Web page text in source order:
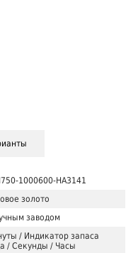
1000600-HA3141
золото
заводом
/ Индикатор запаса
/ Секунды / Часы